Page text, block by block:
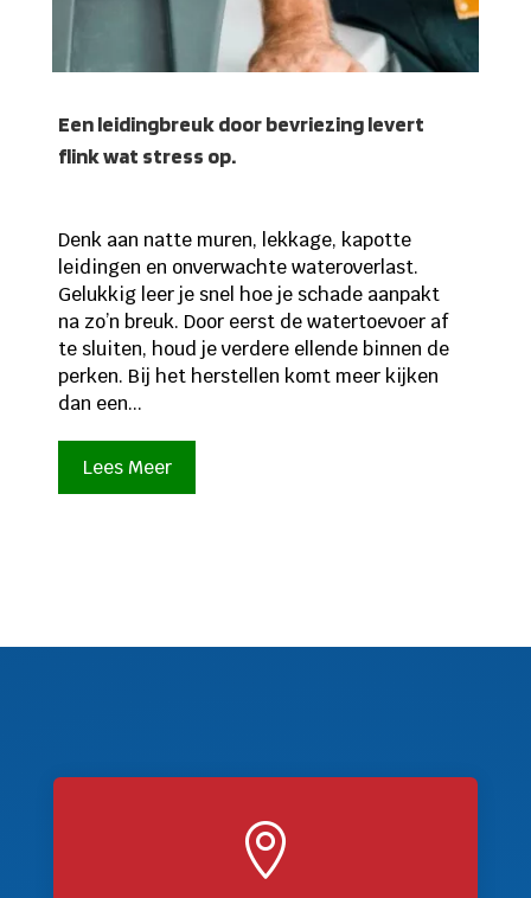
Een leidingbreuk door bevriezing levert
flink wat stress op.
Denk aan natte muren, lekkage, kapotte
leidingen en onverwachte wateroverlast.
Gelukkig leer je snel hoe je schade aanpakt
na zo’n breuk. Door eerst de watertoevoer af
te sluiten, houd je verdere ellende binnen de
perken. Bij het herstellen komt meer kijken
dan een...
Lees Meer
